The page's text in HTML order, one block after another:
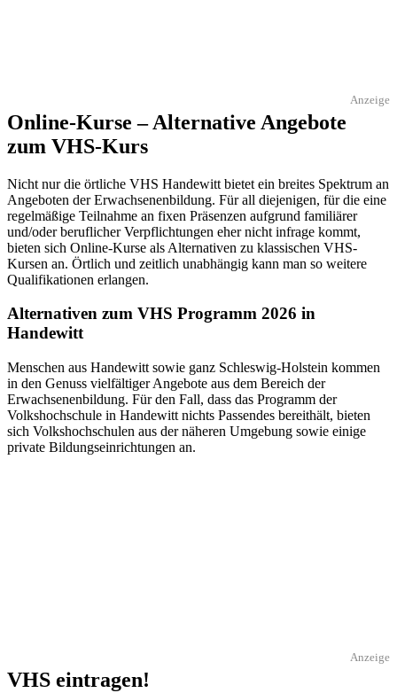
Anzeige
Online-Kurse – Alternative Angebote
zum VHS-Kurs
Nicht nur die örtliche VHS Handewitt bietet ein breites Spektrum an
Angeboten der Erwachsenenbildung. Für all diejenigen, für die eine
regelmäßige Teilnahme an fixen Präsenzen aufgrund familiärer
und/oder beruflicher Verpflichtungen eher nicht infrage kommt,
bieten sich Online-Kurse als Alternativen zu klassischen VHS-
Kursen an. Örtlich und zeitlich unabhängig kann man so weitere
Qualifikationen erlangen.
Alternativen zum VHS Programm 2026 in
Handewitt
Menschen aus Handewitt sowie ganz Schleswig-Holstein kommen
in den Genuss vielfältiger Angebote aus dem Bereich der
Erwachsenenbildung. Für den Fall, dass das Programm der
Volkshochschule in Handewitt nichts Passendes bereithält, bieten
sich Volkshochschulen aus der näheren Umgebung sowie einige
private Bildungseinrichtungen an.
Anzeige
VHS eintragen!